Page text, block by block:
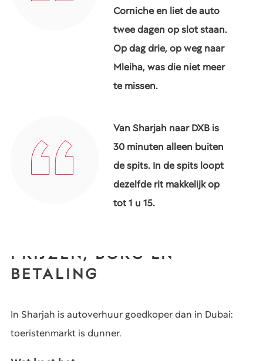
Corniche en liet de auto
twee dagen op slot staan.
Op dag drie, op weg naar
Mleiha, was die niet meer
te missen.
Van Sharjah naar DXB is
30 minuten alleen buiten
de spits. In de spits loopt
dezelfde rit makkelijk op
tot 1 u 15.
PRIJZEN, BORG EN
BETALING
In Sharjah is autoverhuur goedkoper dan in Dubai:
toeristenmarkt is dunner.